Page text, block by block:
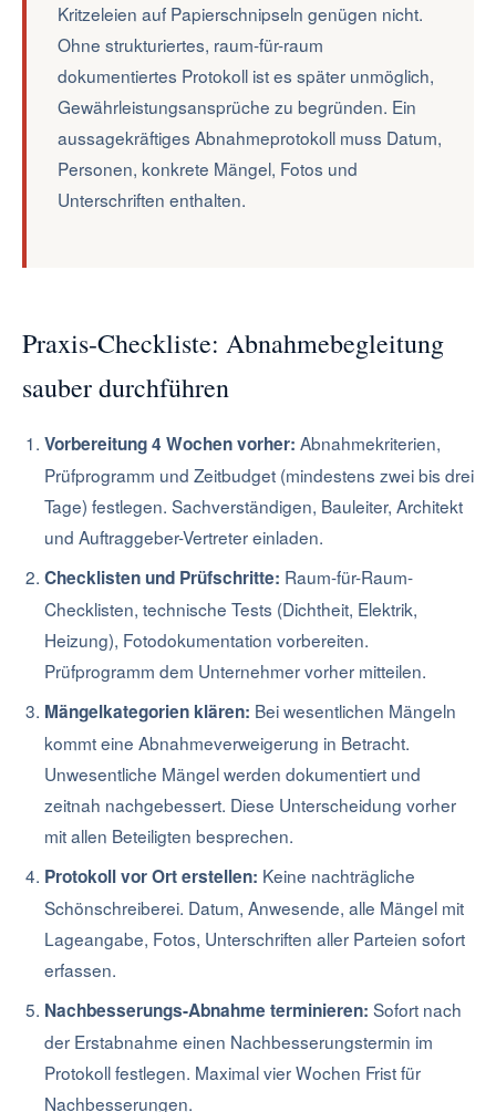
Kritzeleien auf Papierschnipseln genügen nicht.
Ohne strukturiertes, raum-für-raum
dokumentiertes Protokoll ist es später unmöglich,
Gewährleistungsansprüche zu begründen. Ein
aussagekräftiges Abnahmeprotokoll muss Datum,
Personen, konkrete Mängel, Fotos und
Unterschriften enthalten.
Praxis-Checkliste: Abnahmebegleitung
sauber durchführen
Vorbereitung 4 Wochen vorher: Abnahmekriterien,
Prüfprogramm und Zeitbudget (mindestens zwei bis drei
Tage) festlegen. Sachverständigen, Bauleiter, Architekt
und Auftraggeber-Vertreter einladen.
Checklisten und Prüfschritte: Raum-für-Raum-
Checklisten, technische Tests (Dichtheit, Elektrik,
Heizung), Fotodokumentation vorbereiten.
Prüfprogramm dem Unternehmer vorher mitteilen.
Mängelkategorien klären: Bei wesentlichen Mängeln
kommt eine Abnahmeverweigerung in Betracht.
Unwesentliche Mängel werden dokumentiert und
zeitnah nachgebessert. Diese Unterscheidung vorher
mit allen Beteiligten besprechen.
Protokoll vor Ort erstellen: Keine nachträgliche
Schönschreiberei. Datum, Anwesende, alle Mängel mit
Lageangabe, Fotos, Unterschriften aller Parteien sofort
erfassen.
Nachbesserungs-Abnahme terminieren: Sofort nach
der Erstabnahme einen Nachbesserungstermin im
Protokoll festlegen. Maximal vier Wochen Frist für
Nachbesserungen.